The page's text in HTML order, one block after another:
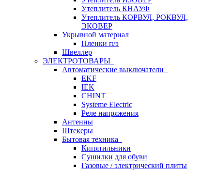
Утеплитель КНАУФ
Утеплитель КОРВУЛ, РОКВУЛ,
ЭКОВЕР
Укрывной материал
Пленки п/э
Швеллер
ЭЛЕКТРОТОВАРЫ
Автоматические выключатели
EKF
IEK
CHINT
Systeme Electric
Реле напряжения
Антенны
Штекеры
Бытовая техника
Кипятильники
Сушилки для обуви
Газовые / электрический плиты